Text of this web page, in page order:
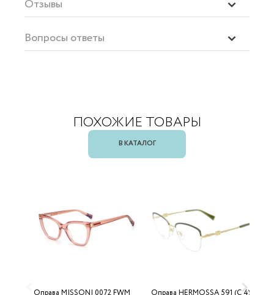
Отзывы
Вопросы ответы
ПОХОЖИЕ ТОВАРЫ
В КАТАЛОГ
Оправа MISSONI 0072 FWM Оправа HERMOSSA 591 (C 4)